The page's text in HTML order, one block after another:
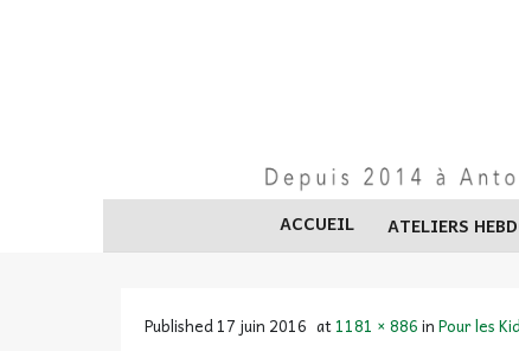
ACCUEIL ATELIERS
Published17 juin 2016 at 1181 × 886inPour les